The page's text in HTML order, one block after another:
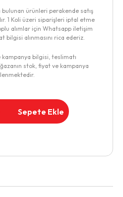
bulunan ürünleri perakende satış
1 Koli üzeri siparişleri iptal etme
alımlar için Whatsapp iletişim
bilgisi alınmasını rica ederiz.
bilgisi, teslimatı
stok, fiyat ve kampanya
Sepete Ekle